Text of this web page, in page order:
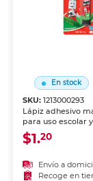
En stock
SKU:1213000293
Lápiz adhesivo
para uso escolar
Aplicación limpia
sobre papel,
de secado rápido.
$1.20
Envío a
Recoge en